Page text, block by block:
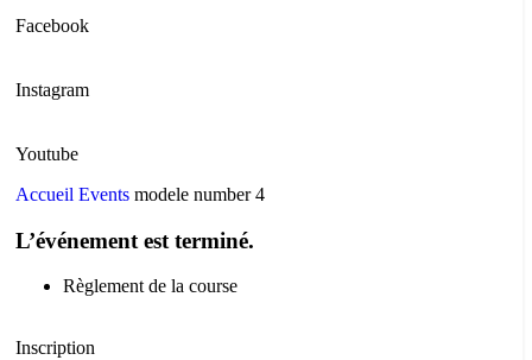
Facebook
Instagram
Youtube
Accueil Events modele number 4
L’événement est terminé.
Règlement de la course
Inscription